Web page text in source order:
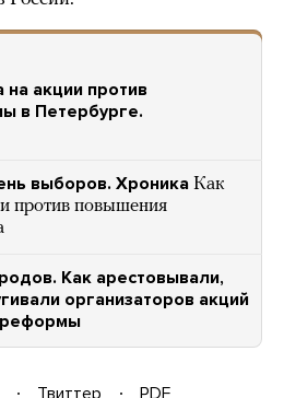
акции против
в Петербурге.
выборов. Хроника Как
против повышения
Как арестовывали,
организаторов акций
реформы
Твиттер
PDF